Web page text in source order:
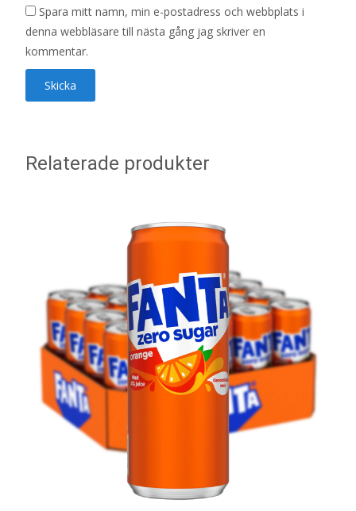
Spara mitt namn, min e-postadress och webbplats i
denna webbläsare till nästa gång jag skriver en
kommentar.
Relaterade produkter